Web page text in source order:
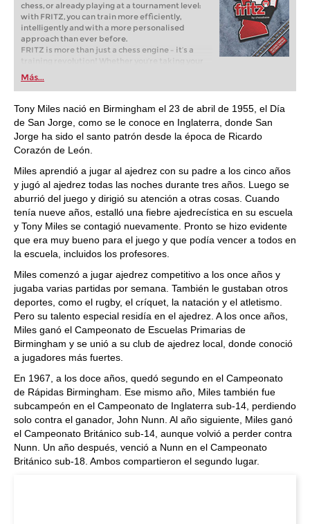
chess, or already playing at a tournament level:
with FRITZ, you can train more efficiently,
intelligently and with a more personalised
approach than ever before.
FRITZ is more than just a chess engine – it’s a
training revolution! Whether you’re taking your
first steps into the world of club chess, or already
playing at a tournament level: with FRITZ, you can
train more efficiently, intelligently and with a
more personalised approach than ever before.
Más...
Tony Miles nació en Birmingham el 23 de abril de 1955, el Día
de San Jorge, como se le conoce en Inglaterra, donde San
Jorge ha sido el santo patrón desde la época de Ricardo
Corazón de León.
Miles aprendió a jugar al ajedrez con su padre a los cinco años
y jugó al ajedrez todas las noches durante tres años. Luego se
aburrió del juego y dirigió su atención a otras cosas. Cuando
tenía nueve años, estalló una fiebre ajedrecística en su escuela
y Tony Miles se contagió nuevamente. Pronto se hizo evidente
que era muy bueno para el juego y que podía vencer a todos en
la escuela, incluidos los profesores.
Miles comenzó a jugar ajedrez competitivo a los once años y
jugaba varias partidas por semana. También le gustaban otros
deportes, como el rugby, el críquet, la natación y el atletismo.
Pero su talento especial residía en el ajedrez. A los once años,
Miles ganó el Campeonato de Escuelas Primarias de
Birmingham y se unió a su club de ajedrez local, donde conoció
a jugadores más fuertes.
En 1967, a los doce años, quedó segundo en el Campeonato
de Rápidas Birmingham. Ese mismo año, Miles también fue
subcampeón en el Campeonato de Inglaterra sub-14, perdiendo
solo contra el ganador, John Nunn. Al año siguiente, Miles ganó
el Campeonato Británico sub-14, aunque volvió a perder contra
Nunn. Un año después, venció a Nunn en el Campeonato
Británico sub-18. Ambos compartieron el segundo lugar.